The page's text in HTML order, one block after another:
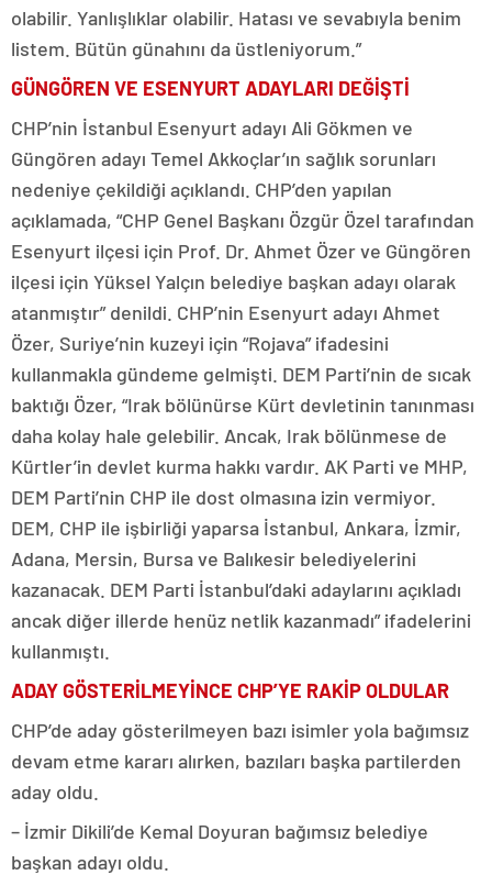
olabilir. Yanlışlıklar olabilir. Hatası ve sevabıyla benim
listem. Bütün günahını da üstleniyorum.”
GÜNGÖREN VE ESENYURT ADAYLARI DEĞİŞTİ
CHP’nin İstanbul Esenyurt adayı Ali Gökmen ve
Güngören adayı Temel Akkoçlar’ın sağlık sorunları
nedeniye çekildiği açıklandı. CHP’den yapılan
açıklamada, “CHP Genel Başkanı Özgür Özel tarafından
Esenyurt ilçesi için Prof. Dr. Ahmet Özer ve Güngören
ilçesi için Yüksel Yalçın belediye başkan adayı olarak
atanmıştır” denildi. CHP’nin Esenyurt adayı Ahmet
Özer, Suriye’nin kuzeyi için “Rojava” ifadesini
kullanmakla gündeme gelmişti. DEM Parti’nin de sıcak
baktığı Özer, “Irak bölünürse Kürt devletinin tanınması
daha kolay hale gelebilir. Ancak, Irak bölünmese de
Kürtler’in devlet kurma hakkı vardır. AK Parti ve MHP,
DEM Parti’nin CHP ile dost olmasına izin vermiyor.
DEM, CHP ile işbirliği yaparsa İstanbul, Ankara, İzmir,
Adana, Mersin, Bursa ve Balıkesir belediyelerini
kazanacak. DEM Parti İstanbul’daki adaylarını açıkladı
ancak diğer illerde henüz netlik kazanmadı” ifadelerini
kullanmıştı.
ADAY GÖSTERİLMEYİNCE CHP’YE RAKİP OLDULAR
CHP’de aday gösterilmeyen bazı isimler yola bağımsız
devam etme kararı alırken, bazıları başka partilerden
aday oldu.
– İzmir Dikili’de Kemal Doyuran bağımsız belediye
başkan adayı oldu.